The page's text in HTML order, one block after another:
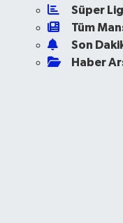
Süper
Tüm
Son
Haber